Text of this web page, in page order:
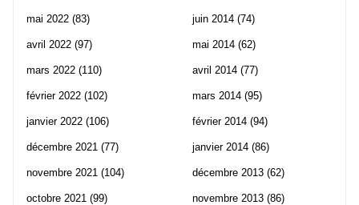
mai 2022 (83)
avril 2022 (97)
mars 2022 (110)
février 2022 (102)
janvier 2022 (106)
décembre 2021 (77)
novembre 2021 (104)
octobre 2021 (99)
juin 2014 (74)
mai 2014 (62)
avril 2014 (77)
mars 2014 (95)
février 2014 (94)
janvier 2014 (86)
décembre 2013 (62)
novembre 2013 (86)